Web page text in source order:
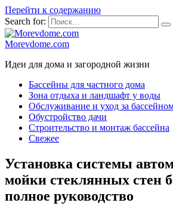
Перейти к содержанию
Search for:
Morevdome.com
Идеи для дома и загородной жизни
Бассейны для частного дома
Зона отдыха и ландшафт у воды
Обслуживание и уход за
Обустройство дачи
Строительство и монтаж бассейна
Свежее
Установка системы
мойки стеклянных стен
полное руководство